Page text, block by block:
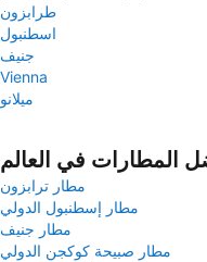
طرابزون
اسطنبول
جنيف
Vienna
ميلانو
المطارات في العالم
مطار ترابزون
مطار إسطنبول الدولي
مطار جنيف
مطار صبيحة كوكجن الدولي